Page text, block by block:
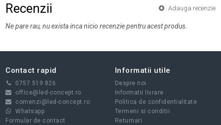
Recenzii Adauga recenzie
Ne pare rau, nu exista inca nicio recenzie pentru acest produs.
Contact rapid
0757 519 826
office@led-concept.ro
comenzi@led-concept.ro
Whatsapp
Formular de contact
Informatii utile
Despre noi
Informatii livrare
Politica de confidentialitate
Termeni si conditii
Returnari